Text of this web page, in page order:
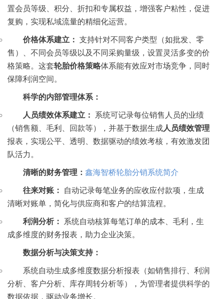
置会员等级、积分、折扣和专属权益，增强客户粘性，促进
复购，实现私域流量的精细化运营。
价格体系建立： 支持针对不同客户类型（如批发、零
售）、不同会员等级以及不同采购量级，设置灵活多变的价
格策略。这套轮胎价格策略体系能有效应对市场竞争，同时
保障利润空间。
科学的内部管理体系：
人员绩效体系建立：
系统可记录每位销售人员的业绩
（销售额、毛利、回款等），并基于数据生成人员绩效管理
报表，实现公平、透明、数据驱动的绩效考核，有效激发团
队活力。
清晰的财务管理： 鑫海智桥轮胎分销系统简介
往来对账：
自动记录每笔业务的应收应付款项，生成
清晰对账单，简化与供应商和客户的结算流程。
利润分析：
系统自动核算每笔订单的成本、毛利，生
成多维度的财务报表，助力企业决策。
数据分析与决策支持：
系统自动生成多维度数据分析报表（如销售排行、利润
分析、客户分析、库存周转分析等），为管理者提供科学的
数据依据，驱动业务增长。